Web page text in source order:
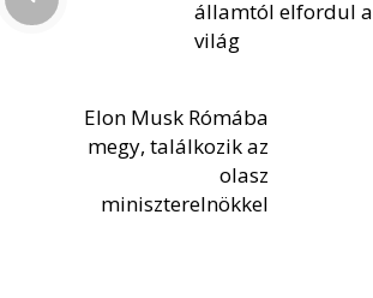
államtól elfordul a
világ
Elon Musk Rómába
megy, találkozik az
olasz
miniszterelnökkel